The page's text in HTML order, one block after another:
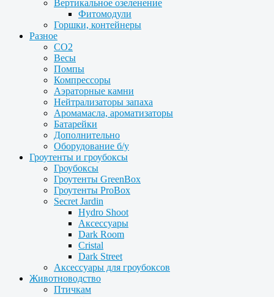
Вертикальное озеленение
Фитомодули
Горшки, контейнеры
Разное
CO2
Весы
Помпы
Компрессоры
Аэраторные камни
Нейтрализаторы запаха
Аромамасла, ароматизаторы
Батарейки
Дополнительно
Оборудование б/у
Гроутенты и гроубоксы
Гроубоксы
Гроутенты GreenBox
Гроутенты ProBox
Secret Jardin
Hydro Shoot
Аксессуары
Dark Room
Cristal
Dark Street
Аксессуары для гроубоксов
Животноводство
Птичкам